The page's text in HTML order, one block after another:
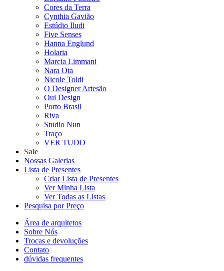
Cores da Terra
Cynthia Gavião
Estúdio Iludi
Five Senses
Hanna Englund
Holaria
Marcia Limmani
Nara Ota
Nicole Toldi
O Designer Artesão
Oui Design
Porto Brasil
Riva
Studio Nun
Traço
VER TUDO
Sale
Nossas Galerias
Lista de Presentes
Criar Lista de Presentes
Ver Minha Lista
Ver Todas as Listas
Pesquisa por Preço
Área de arquitetos
Sobre Nós
Trocas e devoluções
Contato
dúvidas frequentes